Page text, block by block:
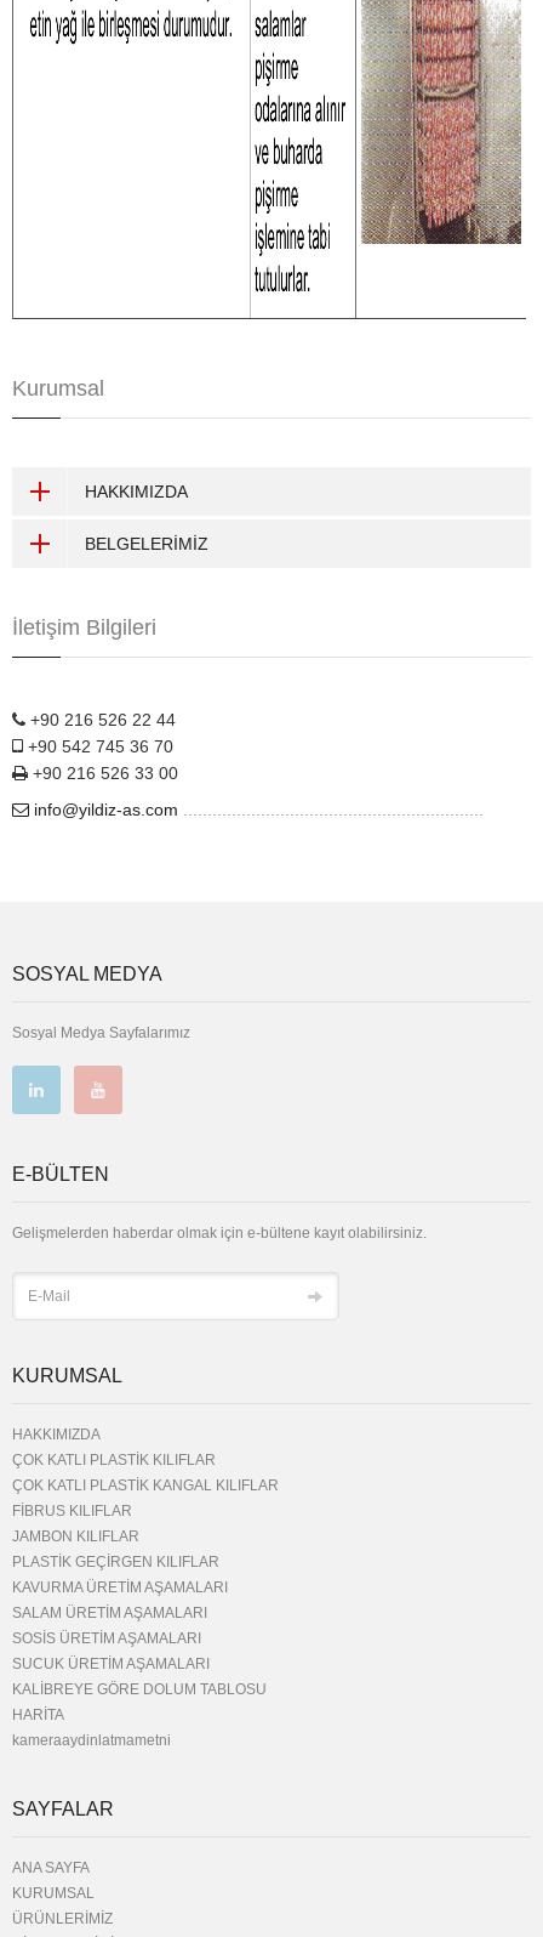
Kurumsal
HAKKIMIZDA
BELGELERİMİZ
İletişim Bilgileri
+90 216 526 22 44
+90 542 745 36 70
+90 216 526 33 00
info@yildiz-as.com
SOSYAL MEDYA
Sosyal Medya Sayfalarımız
E-BÜLTEN
Gelişmelerden haberdar olmak için e-bültene kayıt olabilirsiniz.
KURUMSAL
HAKKIMIZDA
ÇOK KATLI PLASTİK KILIFLAR
ÇOK KATLI PLASTİK KANGAL KILIFLAR
FİBRUS KILIFLAR
JAMBON KILIFLAR
PLASTİK GEÇİRGEN KILIFLAR
KAVURMA ÜRETİM AŞAMALARI
SALAM ÜRETİM AŞAMALARI
SOSİS ÜRETİM AŞAMALARI
SUCUK ÜRETİM AŞAMALARI
KALİBREYE GÖRE DOLUM TABLOSU
HARİTA
kameraaydinlatmametni
SAYFALAR
ANA SAYFA
KURUMSAL
ÜRÜNLERİMİZ